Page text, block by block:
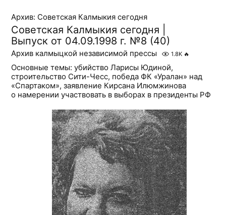
Архив: Советская Калмыкия сегодня
Советская Калмыкия сегодня |
Выпуск от 04.09.1998 г. №8 (40)
Архив калмыцкой независимой прессы 1.8K 🔥
Основные темы: убийство Ларисы Юдиной,
строительство Сити-Чесс, победа ФК «Уралан» над
«Спартаком», заявление Кирсана Илюмжинова
о намерении участвовать в выборах в президенты РФ